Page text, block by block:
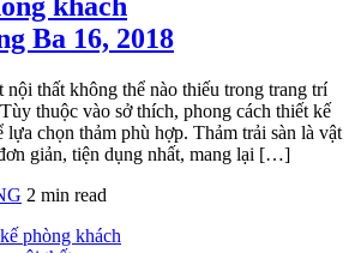
khách
Ba 16, 2018
nội thất không thể nào thiếu trong trang trí
thuộc vào sở thích, phong cách thiết kế
lựa chọn thảm phù hợp. Thảm trải sàn là vật
giản, tiện dụng nhất, mang lại […]
Những
thảm
2 min read
phòng khách